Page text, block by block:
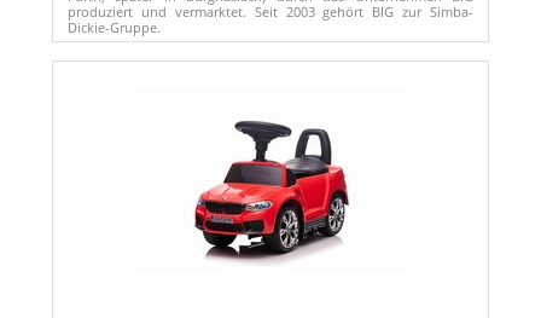
produziert und vermarktet. Seit 2003 gehört BIG zur Simba-
Dickie-Gruppe.